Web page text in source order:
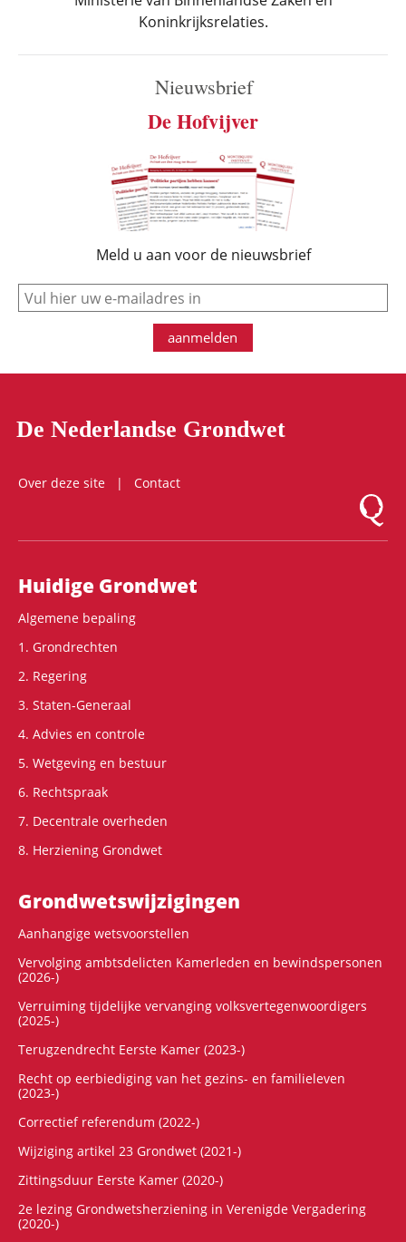
Koninkrijksrelaties.
Nieuwsbrief
De Hofvijver
Meld u aan voor de nieuwsbrief
e-mail
aanmelden
De Nederlandse Grondwet
Over deze site
Contact
Logo
Hoofdnavigatie
Huidige Grondwet
Algemene bepaling
1. Grondrechten
2. Regering
3. Staten-Generaal
4. Advies en controle
5. Wetgeving en bestuur
6. Rechtspraak
7. Decentrale overheden
8. Herziening Grondwet
Grondwets­wijzigingen
Aanhangige wetsvoorstellen
Vervolging ambtsdelicten Kamerleden en bewindspersonen
(2026-)
Verruiming tijdelijke vervanging volksvertegenwoordigers
(2025-)
Terugzendrecht Eerste Kamer (2023-)
Recht op eerbiediging van het gezins- en familieleven
(2023-)
Correctief referendum (2022-)
Wijziging artikel 23 Grondwet (2021-)
Zittingsduur Eerste Kamer (2020-)
2e lezing Grondwetsherziening in Verenigde Vergadering
(2020-)